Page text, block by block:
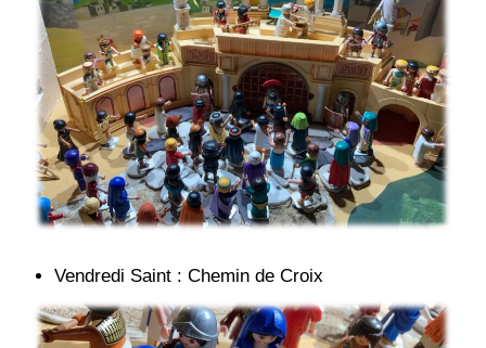
Vendredi Saint : Chemin de Croix